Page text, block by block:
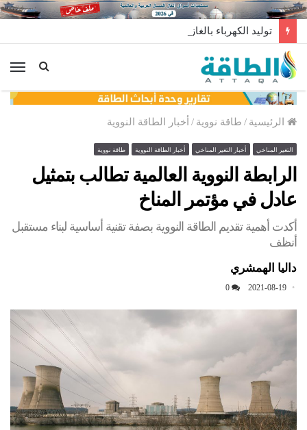
توليد الكهرباء بالغاز في الإمارات يرتفع للعام الثاني
الرئيسية / طاقة نووية / أخبار الطاقة النووية
التغير المناخي أخبار التغير المناخي أخبار الطاقة النووية طاقة نووية
الرابطة النووية العالمية تطالب بتمثيل
عادل في مؤتمر المناخ
أكدت أهمية تقديم الطاقة النووية بصفة تقنية أساسية لبناء مستقبل
أنظف
داليا الهمشري
2021-08-19
0